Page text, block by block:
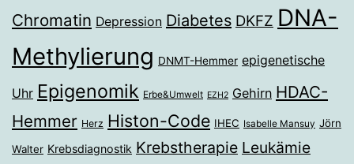
Chromatin Depression Diabetes DKFZ DNA-
Methylierung DNMT-Hemmer epigenetische
Uhr Epigenomik Erbe&Umwelt EZH2 Gehirn HDAC-
Hemmer Herz Histon-Code IHEC Isabelle Mansuy Jörn
Walter Krebsdiagnostik Krebstherapie Leukämie